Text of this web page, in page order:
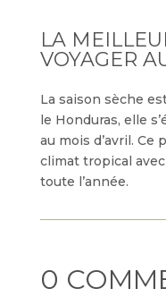
LA
VOYAGER
La saison sèche
le Honduras, elle
au mois d’avril. Ce
climat tropical
toute l’année.
0